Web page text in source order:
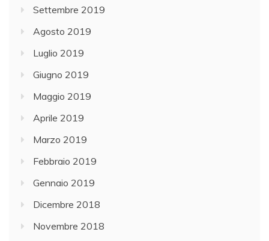
Settembre 2019
Agosto 2019
Luglio 2019
Giugno 2019
Maggio 2019
Aprile 2019
Marzo 2019
Febbraio 2019
Gennaio 2019
Dicembre 2018
Novembre 2018